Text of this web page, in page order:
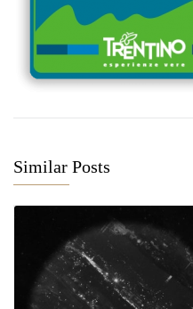
Similar Posts